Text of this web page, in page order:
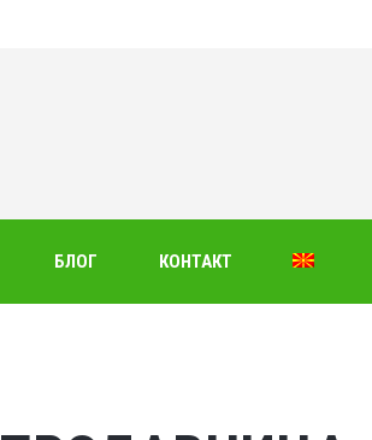
БЛОГ КОНТАКТ